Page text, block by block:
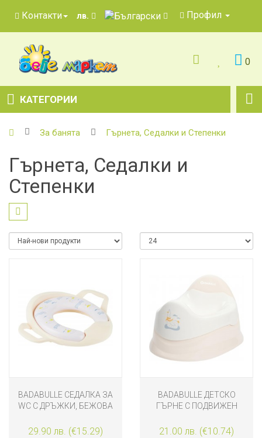
Контакти лв. Профил
0
КАТЕГОРИИ
За банята Гърнета, Седалки и Степенки
Гърнета, Седалки и
Степенки
BADABULLE СЕДАЛКА ЗА
WC С ДРЪЖКИ, БЕЖОВА
29.90 лв. (€15.29)
BADABULLE ДЕТСКО
ГЪРНЕ С ПОДВИЖЕН
21.00 лв. (€10.74)